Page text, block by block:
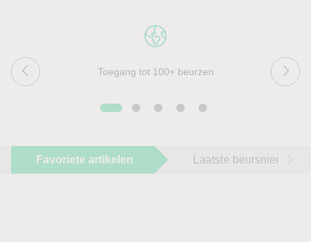
Toegang tot 100+ beurzen
Favoriete artikelen Laatste beursnieuws